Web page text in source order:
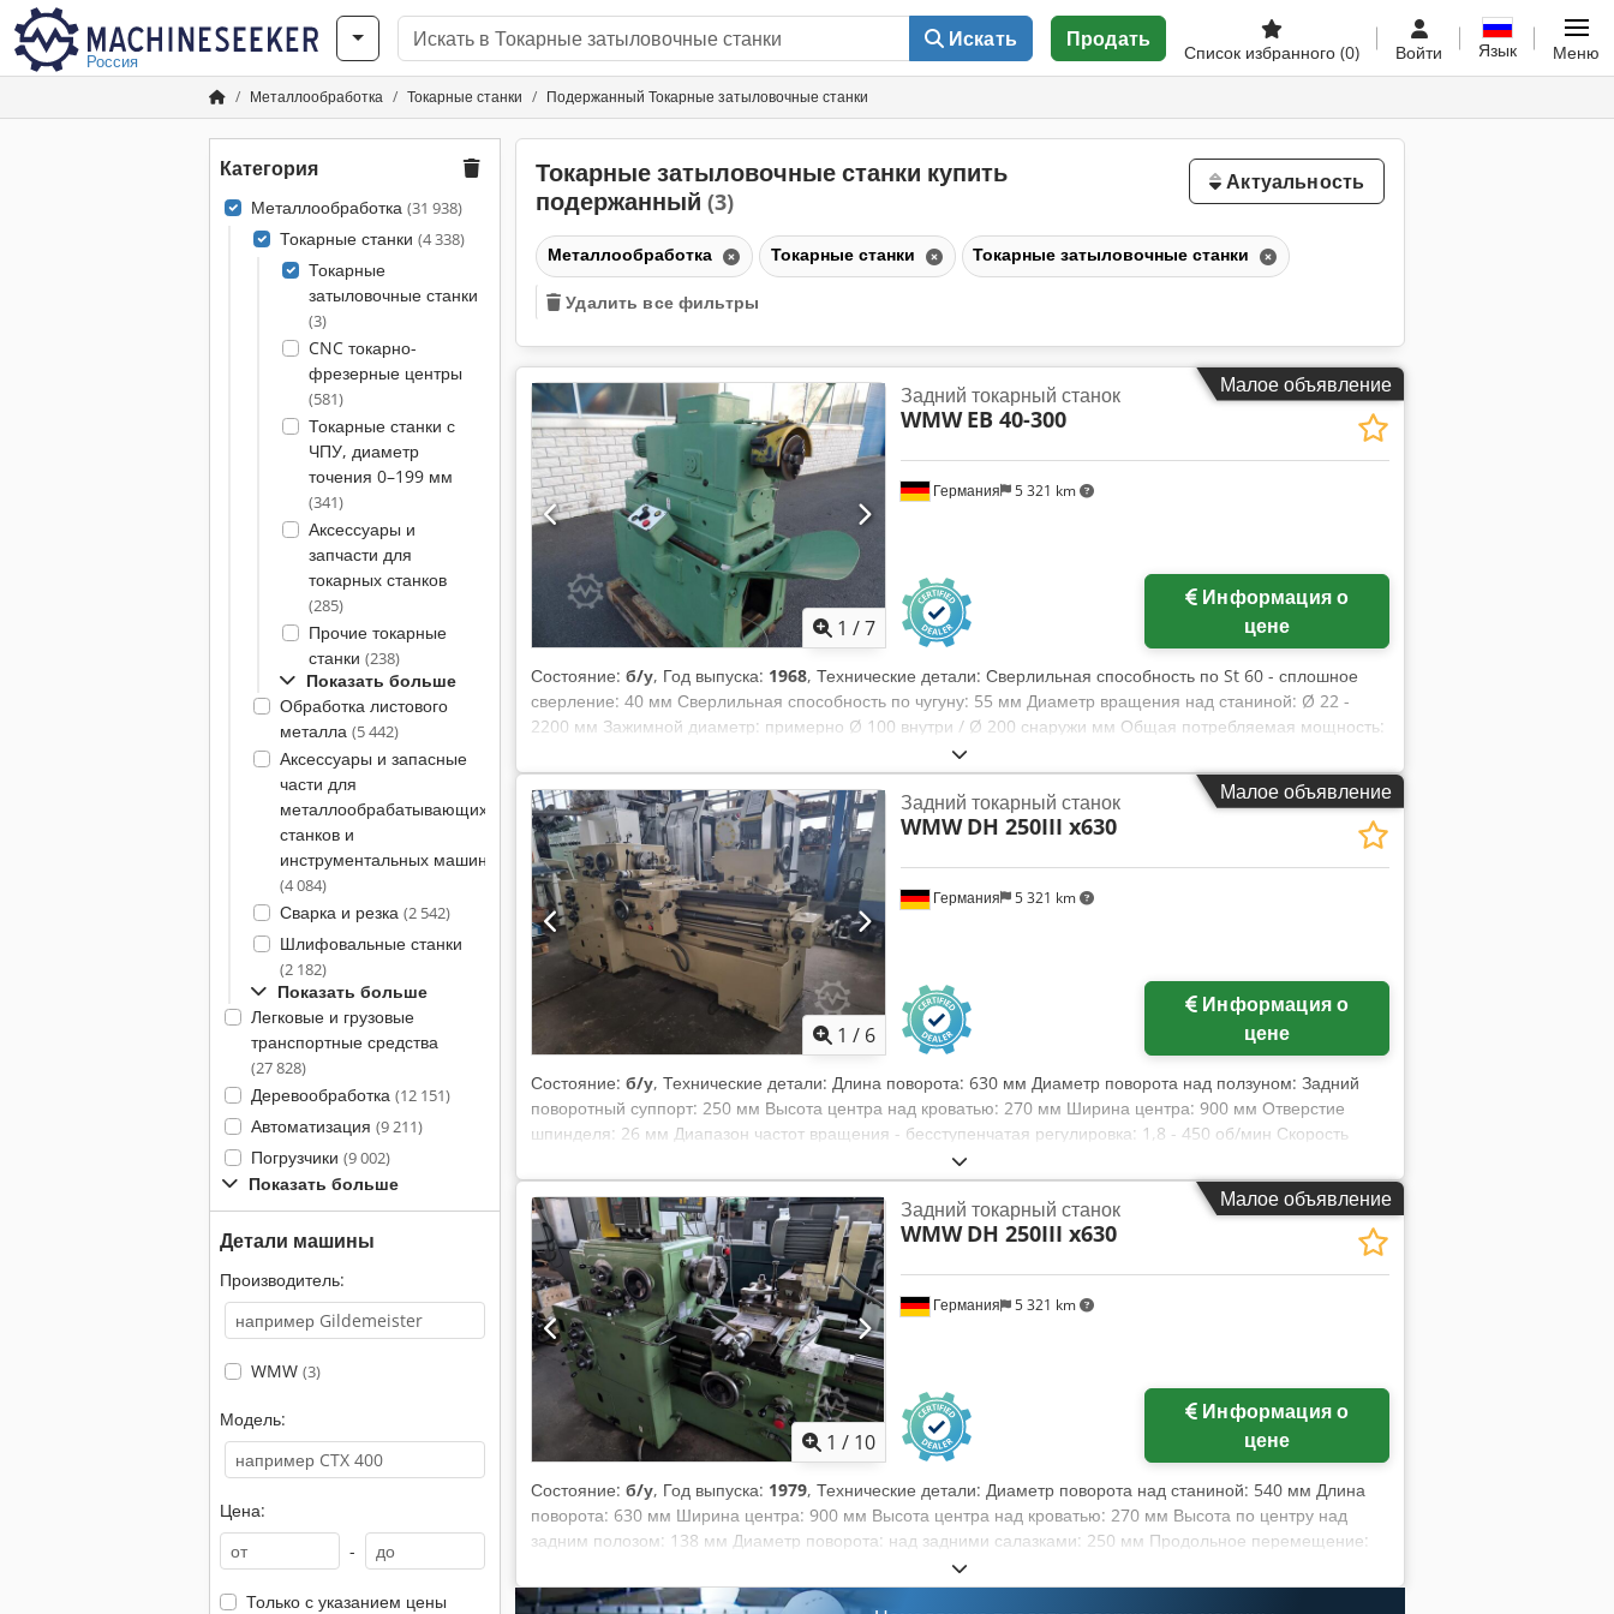
Россия
Искать Продать
Список избранного (0) Войти Язык Меню
Металлообработка Токарные станки Подержанный Токарные затыловочные станки
Категория
Металлообработка (31 938)
Токарные станки (4 338)
Токарные
затыловочные станки
(3)
CNC токарно-
фрезерные центры
(581)
Токарные станки с
ЧПУ, диаметр
точения 0–199 мм
(341)
Аксессуары и
запчасти для
токарных станков
(285)
Прочие токарные
станки (238)
Показать больше
Обработка листового
металла (5 442)
Аксессуары и запасные
части для
металлообрабатывающих
станков и
инструментальных машин
(4 084)
Сварка и резка (2 542)
Шлифовальные станки
(2 182)
Показать больше
Легковые и грузовые
транспортные средства
(27 828)
Деревообработка (12 151)
Автоматизация (9 211)
Погрузчики (9 002)
Показать больше
Детали машины
Производитель:
WMW (3)
Модель:
Цена:
-
Только с указанием цены
Токарные затыловочные станки купить
подержанный (3)
Актуальность
Металлообработка Токарные станки Токарные затыловочные станки
Удалить все фильтры
Малое объявление
1 /7
Германия 5 321 km
Задний токарный станок
WMW EB 40-300
цене
Состояние: б/у, Год выпуска: 1968, Технические детали: Сверлильная способность по St 60 - сплошное
сверление: 40 мм Сверлильная способность по чугуну: 55 мм Диаметр вращения над станиной: Ø 22 -
2200 мм Зажимной диаметр: примерно Ø 100 внутри / Ø 200 снаружи мм Общая потребляемая мощность:
5,0 кВт Вес станка примерно: 1,2 т Габариты станка (ДхШхВ): 1,70 x 0,80 x 1,40 м Сверлильный шпиндель
Данный станок может использоваться также в качестве фрезерной головки (в качестве боковой суппортной
единицы). Обозначение: горизонтально-унифицированный сверлильный станок с EB 40, исполнение:
сверление Дополнительные технические характеристики: Шпиндельная бабка: - Диапазон скоростей
вращения 22 - 2000 об/мин Csdpfxou Iwwzj Ahzjha - Диапазон подачи 0,025 - 0,5 об/мм - Патрон с тремя
кулачками Ø 190 мм с отверстием Ø 54 мм, оснащён внутренними кулачками - Отверстие шпиндельной
бабки Ø 45 мм - Коническое соединение сверлильного шпинделя MK 5 (Морзе 5) Управление
осуществляется с помощью панели управления сбоку от станка. Сняв токарный патрон, шпиндель можно
использовать как сверлильную головку. Максимальное перемещение суппорта 300 мм Комплектация: -
различные наружные кулачки для патрона находится в наличии.
Малое объявление
1 / 6
Германия 5 321 km
Задний токарный станок
WMW DH 250III x630
цене
Состояние: б/у, Технические детали: Длина поворота: 630 мм Диаметр поворота над ползуном: Задний
поворотный суппорт: 250 мм Высота центра над кроватью: 270 мм Ширина центра: 900 мм Отверстие
шпинделя: 26 мм Диапазон частот вращения - бесступенчатая регулировка: 1,8 - 450 об/мин Скорость
реверса: 23 / 32 / 46 / 370 / 510 / 740 об/мин Поперечная подача: 0,07 - 1,11 / 36 шаг мм/об. Продольные
подачи:: 0,063 - 0,63 / 12 шагов мм/об. Держатель пиноли задней бабки MK: 5 Ход пиноли: 250 мм Общая
потребляемая мощность: 7,0 кВт Вес станка приблизительно: 3,9 тонны Chjdpfxevbh N Rs Ahzea Габариты
станка: ДхШхГ: 3,2 x 1,2 x 1,8 м Применение: В основном для обратного точения и рельефного
шлифования режущих инструментов (особенно варочных поверхностей с / без шага резьбы). Обратное
точение и рельефное шлифование возможно спереди, сзади и в направлении оси станка. Главный привод
через 8-ступенчатую механическую коробку передач. Коробка подач выполнена в виде 12-ступенчатой
механической коробки передач. Диапазон поворота заднего суппорта = 360 градусов Диапазон поворота
поперечных салазок = 360 градусов Оснащение: Токарный патрон Приводной диск Ø 210 мм с
фиксированным наконечником Фиксированный центр в задней бабке с 4 ножками 3-кулачковый патрон Ø
250 мм на складе *
Малое объявление
1 / 10
Германия 5 321 km
Задний токарный станок
WMW DH 250III x630
цене
Состояние: б/у, Год выпуска: 1979, Технические детали: Диаметр поворота над станиной: 540 мм Длина
поворота: 630 мм Ширина центра: 900 мм Высота центра над кроватью: 270 мм Высота по центру над
задним полозом: 138 мм Диаметр поворота: над задними салазками: 250 мм Продольное перемещение:
700 мм Ход торца: 80 / 75 мм Частота вращения: 1,8 - 450 при 8x шаговых оборотах в минуту Диаметр
зажима: 26 мм Диапазон подач x - направление: 12 шагов / 0,063 - 0,63 мм/об. Диапазон подачи y -